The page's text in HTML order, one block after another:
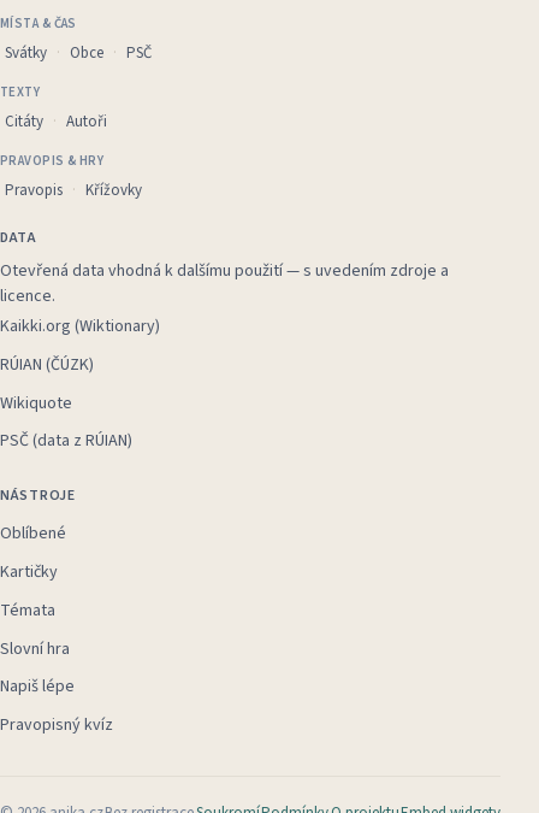
MÍSTA & ČAS
Svátky Obce PSČ
TEXTY
Citáty Autoři
PRAVOPIS & HRY
Pravopis Křížovky
DATA
Otevřená data vhodná k dalšímu použití — s uvedením zdroje a
licence.
Kaikki.org (Wiktionary)
RÚIAN (ČÚZK)
Wikiquote
PSČ (data z RÚIAN)
NÁSTROJE
Oblíbené
Kartičky
Témata
Slovní hra
Napiš lépe
Pravopisný kvíz